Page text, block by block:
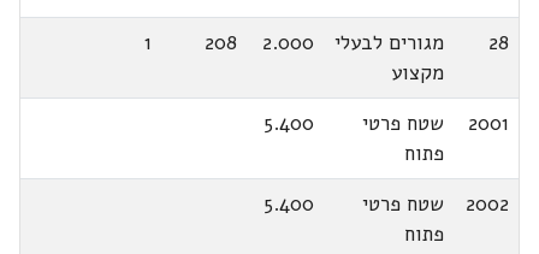
28
מגורים לבעלי
מקצוע
2.000
208
1
2001
שטח פרטי
פתוח
5.400
2002
שטח פרטי
פתוח
5.400